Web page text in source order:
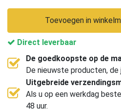
Toevoegen in
Direct leverbaar
De goedkoopste op de
De nieuwste producten, de
Uitgebreide
Als u op een werkdag
48 uur.